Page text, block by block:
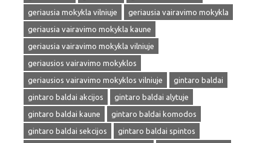
geriausia mokykla vilniuje
geriausia vairavimo mokykla
geriausia vairavimo mokykla kaune
geriausia vairavimo mokykla vilniuje
geriausios vairavimo mokyklos
geriausios vairavimo mokyklos vilniuje
gintaro baldai
gintaro baldai akcijos
gintaro baldai alytuje
gintaro baldai kaune
gintaro baldai komodos
gintaro baldai sekcijos
gintaro baldai spintos